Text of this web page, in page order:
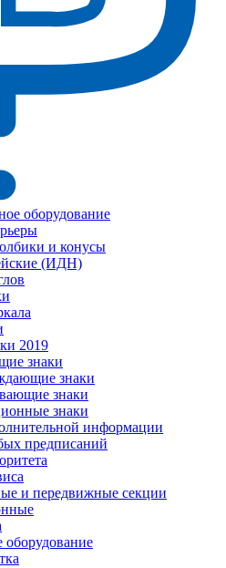
оборудование
и конусы
(ИДН)
2019
знаки
знаки
знаки
знаки
информации
предписаний
и передвижные секции
оборудование